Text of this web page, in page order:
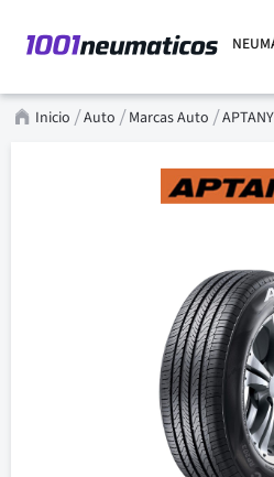
Inicio Auto Marcas Auto APTANY